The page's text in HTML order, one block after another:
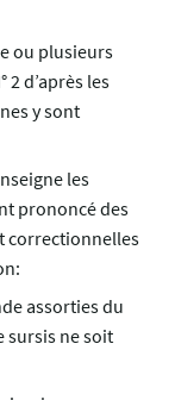
ou plusieurs
d’après les
y sont
les
prononcé des
correctionnelles
assorties du
sursis ne soit